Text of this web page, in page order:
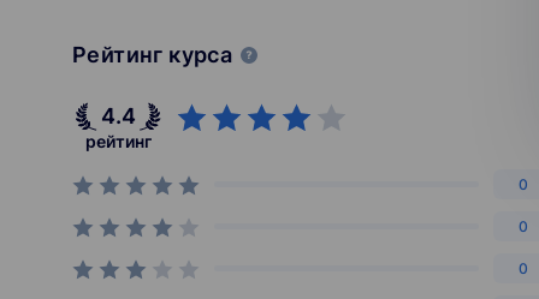
Рейтинг курса
4.4
рейтинг
0
0
0